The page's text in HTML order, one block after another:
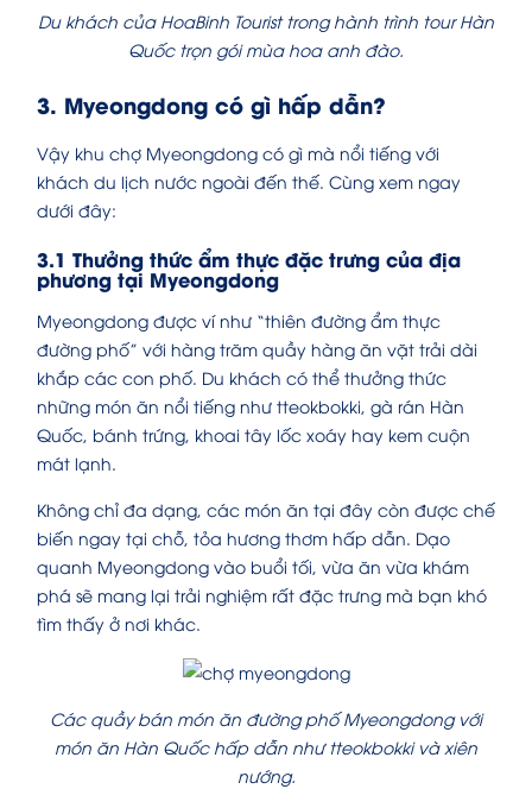
Du khách của HoaBinh Tourist trong hành trình tour Hàn
Quốc trọn gói mùa hoa anh đào.
3. Myeongdong có gì hấp dẫn?
Vậy khu chợ Myeongdong có gì mà nổi tiếng với
khách du lịch nước ngoài đến thế. Cùng xem ngay
dưới đây:
3.1 Thưởng thức ẩm thực đặc trưng của địa
phương tại Myeongdong
Myeongdong được ví như “thiên đường ẩm thực
đường phố” với hàng trăm quầy hàng ăn vặt trải dài
khắp các con phố. Du khách có thể thưởng thức
những món ăn nổi tiếng như tteokbokki, gà rán Hàn
Quốc, bánh trứng, khoai tây lốc xoáy hay kem cuộn
mát lạnh.
Không chỉ đa dạng, các món ăn tại đây còn được chế
biến ngay tại chỗ, tỏa hương thơm hấp dẫn. Dạo
quanh Myeongdong vào buổi tối, vừa ăn vừa khám
phá sẽ mang lại trải nghiệm rất đặc trưng mà bạn khó
tìm thấy ở nơi khác.
Các quầy bán món ăn đường phố Myeongdong với
món ăn Hàn Quốc hấp dẫn như tteokbokki và xiên
nướng.